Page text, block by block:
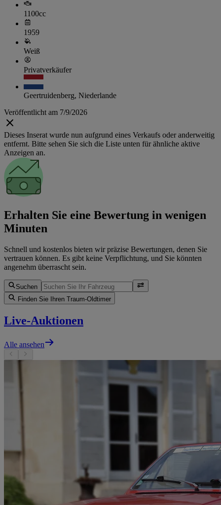
1100cc
1959
Weiß
Privatverkäufer
Geertruidenberg, Niederlande
Veröffentlicht am 7/9/2026
Dieses Inserat wurde nun aufgrund eines Verkaufs oder anderweitig
entfernt. Bitte sehen Sie sich die Liste unten für ähnliche aktive
Anzeigen an.
Erhalten Sie eine Bewertung in wenigen
Minuten
Schnell und kostenlos bieten wir präzise Bewertungen, denen Sie
vertrauen können. Es gibt keine Verpflichtung, und Sie könnten
angenehm überrascht sein.
Suchen
Finden Sie Ihren Traum-Oldtimer
Live-Auktionen
Alle ansehen